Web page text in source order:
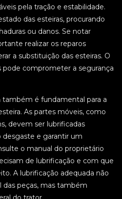
pela tração e estabilidade.
das esteiras, procurando
ou danos. Se notar
realizar os reparos
a substituição das esteiras. O
pode comprometer a segurança
também é fundamental para a
As partes móveis, como
devem ser lubrificadas
e garantir um
o manual do proprietário
de lubrificação e com que
A lubrificação adequada não
das peças, mas também